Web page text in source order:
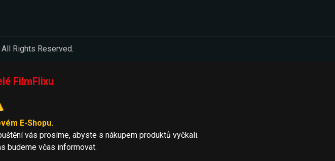
Rights Reserved.
FilmFlixu
E-Shopu.
vás prosíme, abyste s nákupem produktů vyčkali.
budeme včas informovat.